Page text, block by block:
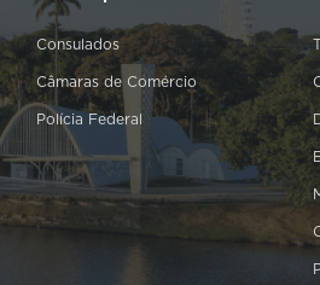
Consulados
Câmaras de Comércio
Polícia Federal